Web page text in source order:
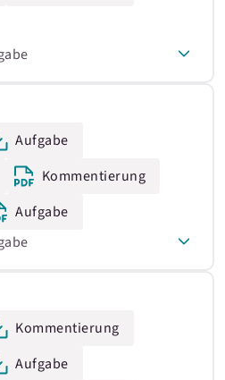
Aufgabe
Kommentierung
Aufgabe
Kommentierung
Aufgabe